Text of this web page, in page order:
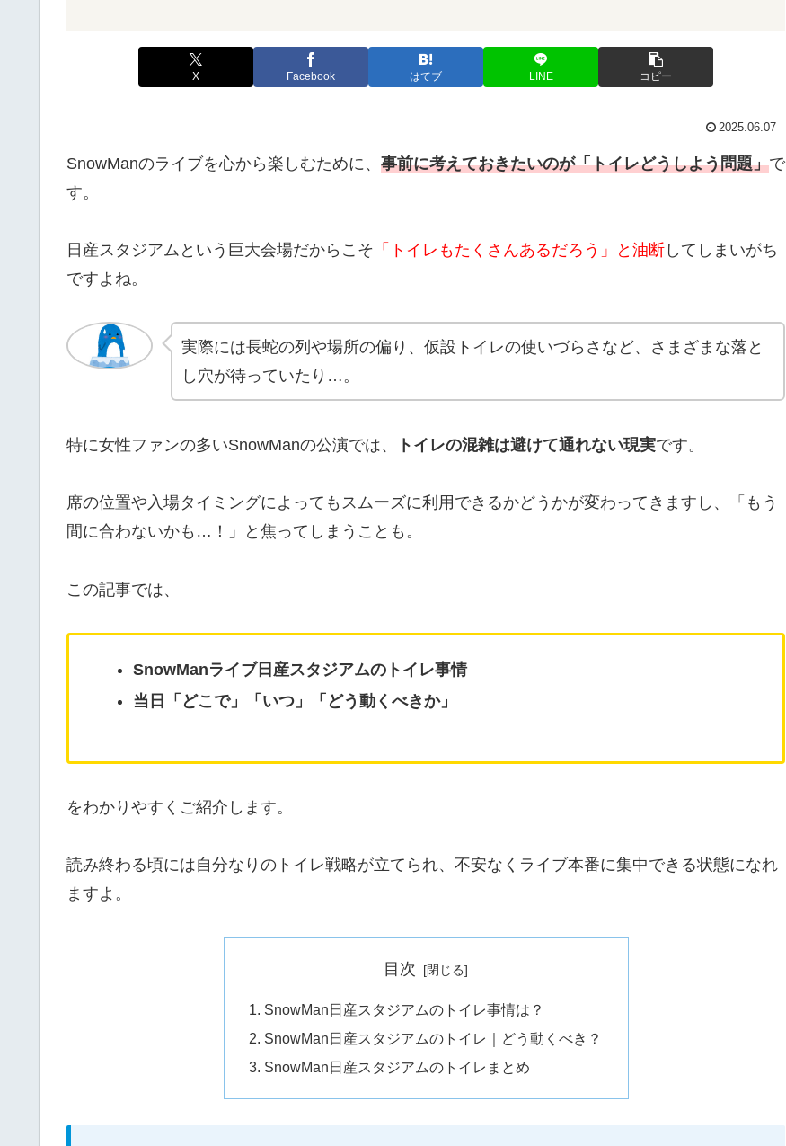
X Facebook はてブ LINE コピー
2025.06.07
SnowManのライブを心から楽しむために、 事前に考えておきたいのが「トイレどうしよう問題」で
す。
日産スタジアムという巨大会場だからこそ 「トイレもたくさんあるだろう」と油断 してしまいがち
ですよね。
実際には長蛇の列や場所の偏り、仮設トイレの使いづらさなど、さまざまな落と
し穴が待っていたり…。
特に女性ファンの多いSnowManの公演では、 トイレの混雑は避けて通れない現実です。
席の位置や入場タイミングによってもスムーズに利用できるかどうかが変わってきますし、「もう
間に合わないかも…！」と焦ってしまうことも。
この記事では、
SnowManライブ日産スタジアムのトイレ事情
当日「どこで」「いつ」「どう動くべきか」
をわかりやすくご紹介します。
読み終わる頃には自分なりのトイレ戦略が立てられ、不安なくライブ本番に集中できる状態になれ
ますよ。
目次
SnowMan日産スタジアムのトイレ事情は？
SnowMan日産スタジアムのトイレ｜どう動くべき？
SnowMan日産スタジアムのトイレまとめ